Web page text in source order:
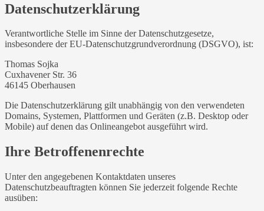
Datenschutzerklärung
Verantwortliche Stelle im Sinne der Datenschutzgesetze,
insbesondere der EU-Datenschutzgrundverordnung (DSGVO), ist:
Thomas Sojka
Cuxhavener Str. 36
46145 Oberhausen
Die Datenschutzerklärung gilt unabhängig von den verwendeten
Domains, Systemen, Plattformen und Geräten (z.B. Desktop oder
Mobile) auf denen das Onlineangebot ausgeführt wird.
Ihre Betroffenenrechte
Unter den angegebenen Kontaktdaten unseres
Datenschutzbeauftragten können Sie jederzeit folgende Rechte
ausüben: